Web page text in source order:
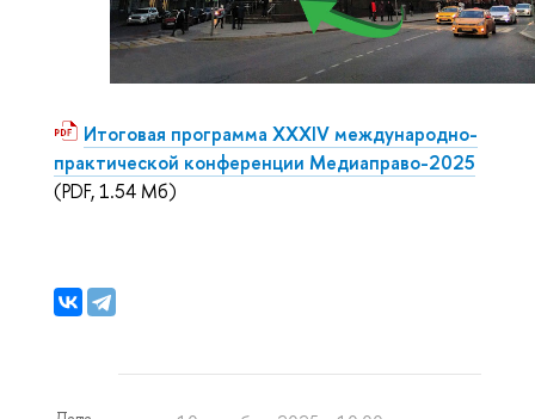
Итоговая программа XXXIV международно-
практической конференции Медиаправо-2025
(PDF, 1.54 Мб)